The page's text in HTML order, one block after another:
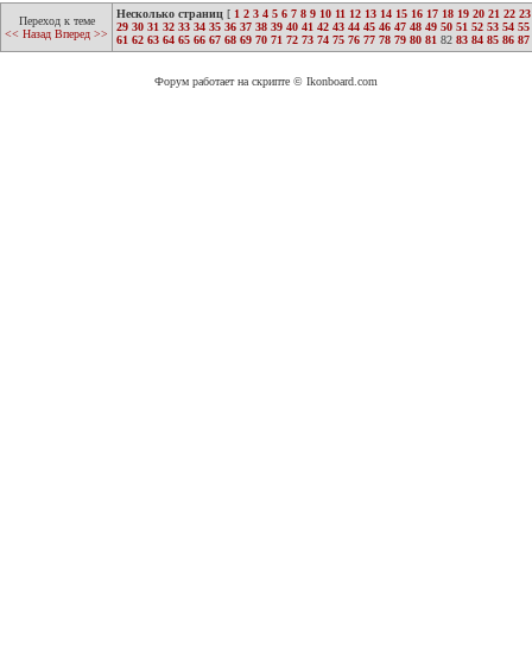
Переход к теме
<< Назад Вперед >>
Несколько страниц [ 1 2 3 4 5 6 7 8 9 10 11 12 13 14 15 16 17 18 19 20 21 22 23
29 30 31 32 33 34 35 36 37 38 39 40 41 42 43 44 45 46 47 48 49 50 51 52 53 54 55
61 62 63 64 65 66 67 68 69 70 71 72 73 74 75 76 77 78 79 80 81 82 83 84 85 86 87
Форум работает на скрипте © Ikonboard.com